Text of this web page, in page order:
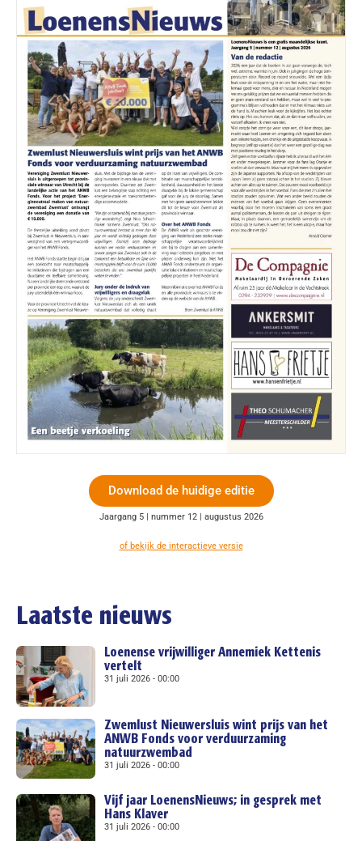
Download de huidige editie
Jaargang 5 | nummer 12 | augustus 2026
of bekijk de interactieve versie
Laatste nieuws
Loenense vrijwilliger Annemiek Kettenis
vertelt
31 juli 2026 00:00
Zwemlust Nieuwersluis wint prijs van het
ANWB Fonds voor verduurzaming
natuurzwembad
31 juli 2026 00:00
Vijf jaar LoenensNieuws; in gesprek met
Hans Klaver
31 juli 2026 00:00